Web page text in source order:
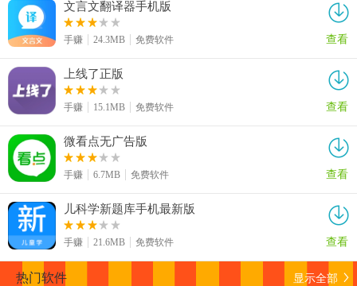
文言文翻译器手机版
手赚 24.3MB 免费软件 查看
上线了正版
手赚 15.1MB 免费软件 查看
微看点无广告版
手赚 6.7MB 免费软件 查看
儿科学新题库手机最新版
手赚 21.6MB 免费软件 查看
热门软件 显示全部